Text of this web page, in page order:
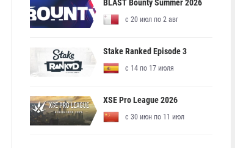
BLAST Bounty Summer 2026
с 20 июл по 2 авг
Stake Ranked Episode 3
с 14 по 17 июля
XSE Pro League 2026
с 30 июн по 11 июл